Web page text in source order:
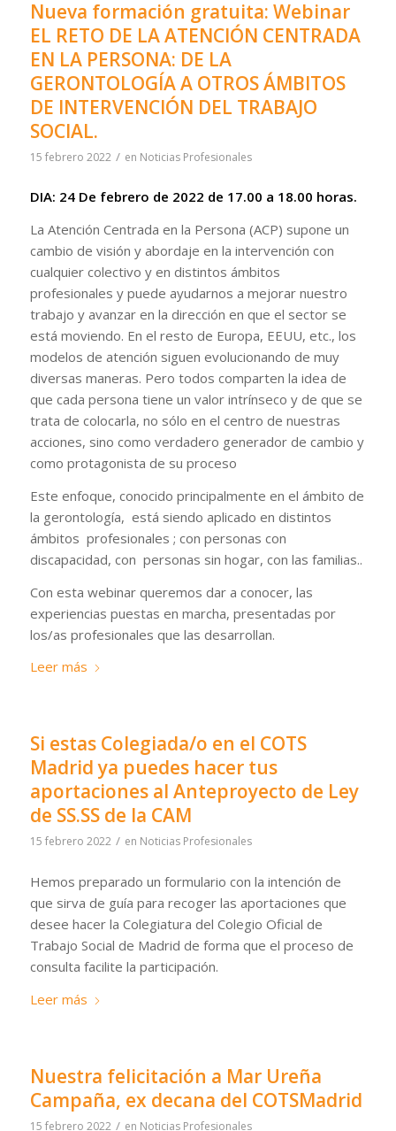
Nueva formación gratuita: Webinar
EL RETO DE LA ATENCIÓN CENTRADA
EN LA PERSONA: DE LA
GERONTOLOGÍA A OTROS ÁMBITOS
DE INTERVENCIÓN DEL TRABAJO
SOCIAL.
15 febrero 2022 / en Noticias Profesionales
DIA: 24 De febrero de 2022 de 17.00 a 18.00 horas.
La Atención Centrada en la Persona (ACP) supone un
cambio de visión y abordaje en la intervención con
cualquier colectivo y en distintos ámbitos
profesionales y puede ayudarnos a mejorar nuestro
trabajo y avanzar en la dirección en que el sector se
está moviendo. En el resto de Europa, EEUU, etc., los
modelos de atención siguen evolucionando de muy
diversas maneras. Pero todos comparten la idea de
que cada persona tiene un valor intrínseco y de que se
trata de colocarla, no sólo en el centro de nuestras
acciones, sino como verdadero generador de cambio y
como protagonista de su proceso
Este enfoque, conocido principalmente en el ámbito de
la gerontología, está siendo aplicado en distintos
ámbitos profesionales ; con personas con
discapacidad, con personas sin hogar, con las familias..
Con esta webinar queremos dar a conocer, las
experiencias puestas en marcha, presentadas por
los/as profesionales que las desarrollan.
Leer más
Si estas Colegiada/o en el COTS
Madrid ya puedes hacer tus
aportaciones al Anteproyecto de Ley
de SS.SS de la CAM
15 febrero 2022 / en Noticias Profesionales
Hemos preparado un formulario con la intención de
que sirva de guía para recoger las aportaciones que
desee hacer la Colegiatura del Colegio Oficial de
Trabajo Social de Madrid de forma que el proceso de
consulta facilite la participación.
Leer más
Nuestra felicitación a Mar Ureña
Campaña, ex decana del COTSMadrid
15 febrero 2022 / en Noticias Profesionales